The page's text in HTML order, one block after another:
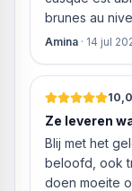
brunes au
qui est
Amina · 14 jul
10,0
Ze leveren
Blij met het
beloofd, ook
doen moeite